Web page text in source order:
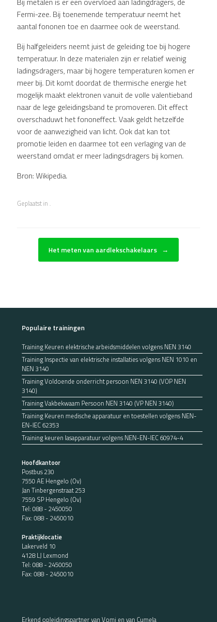
Fermi-zee. Bij toenemende temperatuur neemt het
aantal fononen toe en daarmee ook de weerstand.
Bij halfgeleiders neemt juist de geleiding toe bij hogere
temperatuur. In deze materialen zijn er relatief weinig
ladingsdragers, maar bij hogere temperaturen komen er
meer bij. Dit komt doordat de thermische energie het
mogelijk maakt elektronen vanuit de volle valentieband
naar de lege geleidingsband te promoveren. Dit effect
overschaduwt het fononeffect. Vaak geldt hetzelfde
voor de aanwezigheid van licht. Ook dat kan tot
promotie leiden en daarmee tot een verlaging van de
weerstand omdat er meer ladingsdragers bij komen.
Bron: Wikipedia.
Geplaatst in .
Bericht navigatie
Het meten van aardlekschakelaars →
Populaire trainingen
Training Keuren elektrische arbeidsmiddelen volgens NEN 3140
Training Inspectie van elektrische installaties volgens NEN 1010 en
NEN 3140
Training Voldoende onderricht persoon NEN 3140 (VOP NEN
3140)
Training Vakbekwaam Persoon NEN 3140 (VP NEN 3140)
Training Keuren medische apparatuur en toestellen volgens NEN-
EN-IEC 62353
Training keuren lasapparatuur volgens NEN-EN-IEC 60974-4
Hoofdkantoor
Postbus 230
7550 AE Hengelo (Ov)
Jan Tinbergenstraat 253
7559 SP Hengelo (Ov)
Tel: 088 - 2450050
Fax: 088 - 2450010
Praktijklocatie
Lakerveld 10
4128 LJ Lexmond
Tel: 088 - 2450050
Fax: 088 - 2450010
Erkend opleidingspartner van Vomi en van Cumela